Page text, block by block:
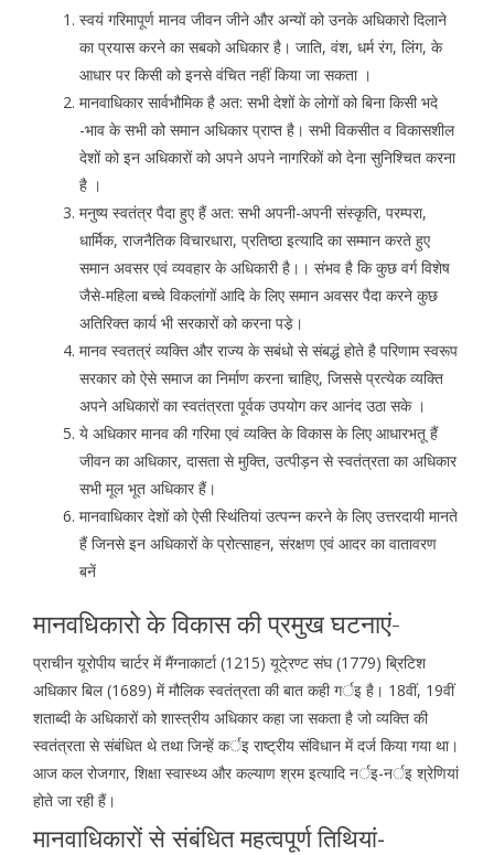
स्वयं गरिमापूर्ण मानव जीवन जीने और अन्यों को उनके अधिकारो दिलाने
का प्रयास करने का सबको अधिकार है। जाति, वंश, धर्म रंग, लिंग, के
आधार पर किसी को इनसे वंचित नहीं किया जा सकता ।
मानवाधिकार सार्वभौमिक है अत: सभी देशों के लोगों को बिना किसी भदे
-भाव के सभी को समान अधिकार प्राप्त है। सभी विकसीत व विकासशील
देशों को इन अधिकारों को अपने अपने नागरिकों को देना सुनिश्चित करना
है ।
मनुष्य स्वतंत्र पैदा हुए हैं अत: सभी अपनी-अपनी संस्कृति, परम्परा,
धार्मिक, राजनैतिक विचारधारा, प्रतिष्ठा इत्यादि का सम्मान करते हुए
समान अवसर एवं व्यवहार के अधिकारी है।। संभव है कि कुछ वर्ग विशेष
जैसे-महिला बच्चे विकलांगों आदि के लिए समान अवसर पैदा करने कुछ
अतिरिक्त कार्य भी सरकारों को करना पडे़।
मानव स्वतत्रं व्यक्ति और राज्य के सबंधो से संबद्धं होते है परिणाम स्वरूप
सरकार को ऐसे समाज का निर्माण करना चाहिए, जिससे प्रत्येक व्यक्ति
अपने अधिकारों का स्वतंत्रता पूर्वक उपयोग कर आनंद उठा सके ।
ये अधिकार मानव की गरिमा एवं व्यक्ति के विकास के लिए आधारभतू हैं
जीवन का अधिकार, दासता से मुक्ति, उत्पीड़न से स्वतंत्रता का अधिकार
सभी मूल भूत अधिकार हैं।
मानवाधिकार देशों को ऐसी स्थिंतियां उत्पन्न करने के लिए उत्तरदायी मानते
हैं जिनसे इन अधिकारों के प्रोत्साहन, संरक्षण एवं आदर का वातावरण
बनें
मानवधिकारो के विकास की प्रमुख घटनाएं-
प्राचीन यूरोपीय चार्टर में मैंग्नाकार्टा (1215) यूटे्रण्ट संघ (1779) ब्रिटिश
अधिकार बिल (1689) में मौलिक स्वतंत्रता की बात कही गर्इ है। 18वीं, 19वीं
शताब्दी के अधिकारों को शास्त्रीय अधिकार कहा जा सकता है जो व्यक्ति की
स्वतंत्रता से संबंधित थे तथा जिन्हें कर्इ राष्ट्रीय संविधान में दर्ज किया गया था।
आज कल रोजगार, शिक्षा स्वास्थ्य और कल्याण श्रम इत्यादि नर्इ-नर्इ श्रेणियां
होते जा रही हैं।
मानवाधिकारों से संबंधित महत्वपूर्ण तिथियां-